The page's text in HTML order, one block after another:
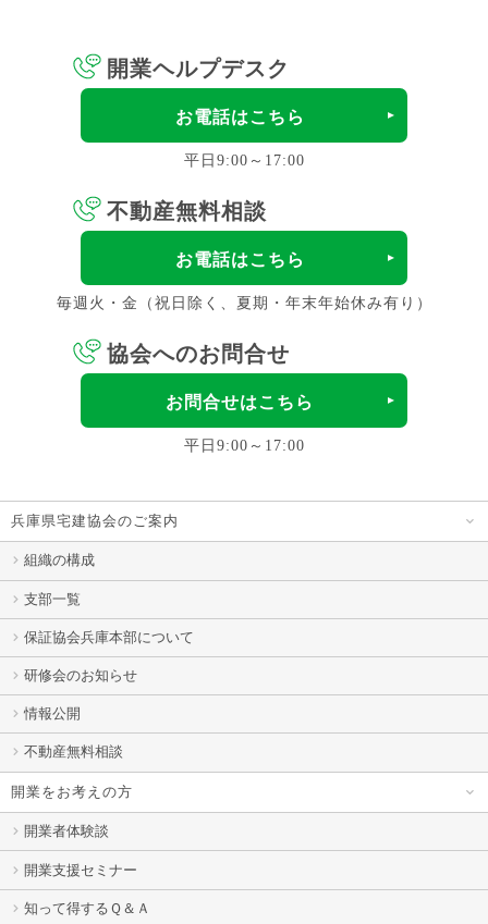
開業ヘルプデスク
お電話はこちら
平日9:00～17:00
不動産無料相談
お電話はこちら
毎週火・金（祝日除く、夏期・年末年始休み有り）
協会へのお問合せ
お問合せはこちら
平日9:00～17:00
兵庫県宅建協会のご案内
組織の構成
支部一覧
保証協会兵庫本部について
研修会のお知らせ
情報公開
不動産無料相談
開業をお考えの方
開業者体験談
開業支援セミナー
知って得するＱ＆Ａ